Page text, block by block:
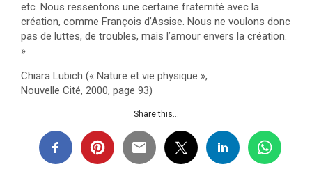
etc. Nous ressentons une certaine fraternité avec la
création, comme François d’Assise. Nous ne voulons donc
pas de luttes, de troubles, mais l’amour envers la création.
»
Chiara Lubich (« Nature et vie physique »,
Nouvelle Cité, 2000, page 93)
Share this...